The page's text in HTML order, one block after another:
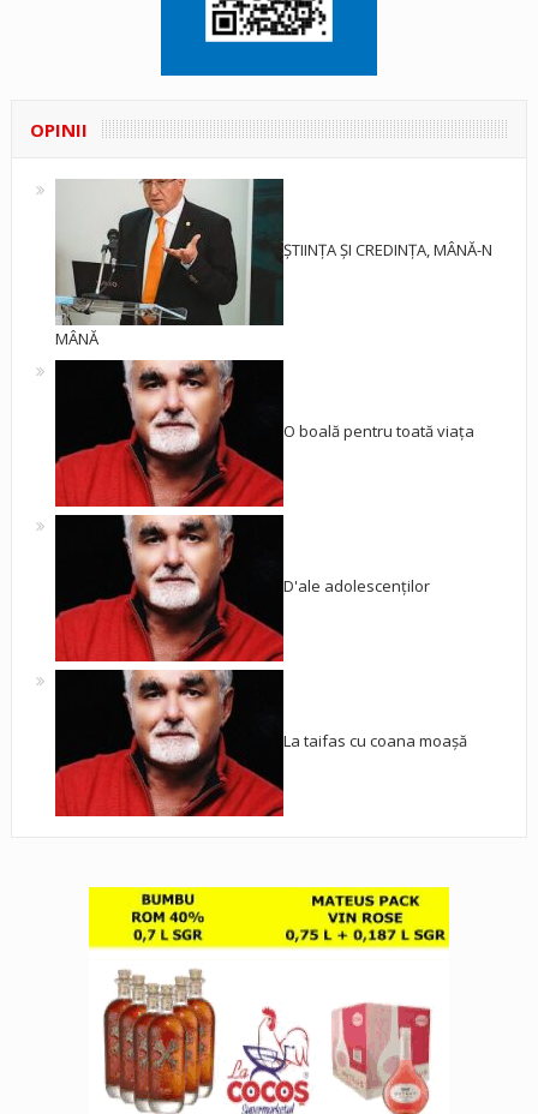
OPINII
ȘTIINȚA ȘI CREDINȚA, MÂNĂ-N
MÂNĂ
O boală pentru toată viața
D'ale adolescenților
La taifas cu coana moașă